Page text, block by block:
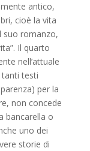
antico,
cioè la vita
suo romanzo,
Il quarto
nell’attuale
tanti testi
per la
non concede
bancarella o
uno dei
storie di